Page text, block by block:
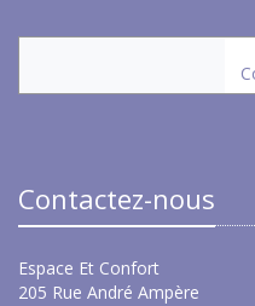
Contactez-nous
Espace Et Confort
205 Rue André Ampère